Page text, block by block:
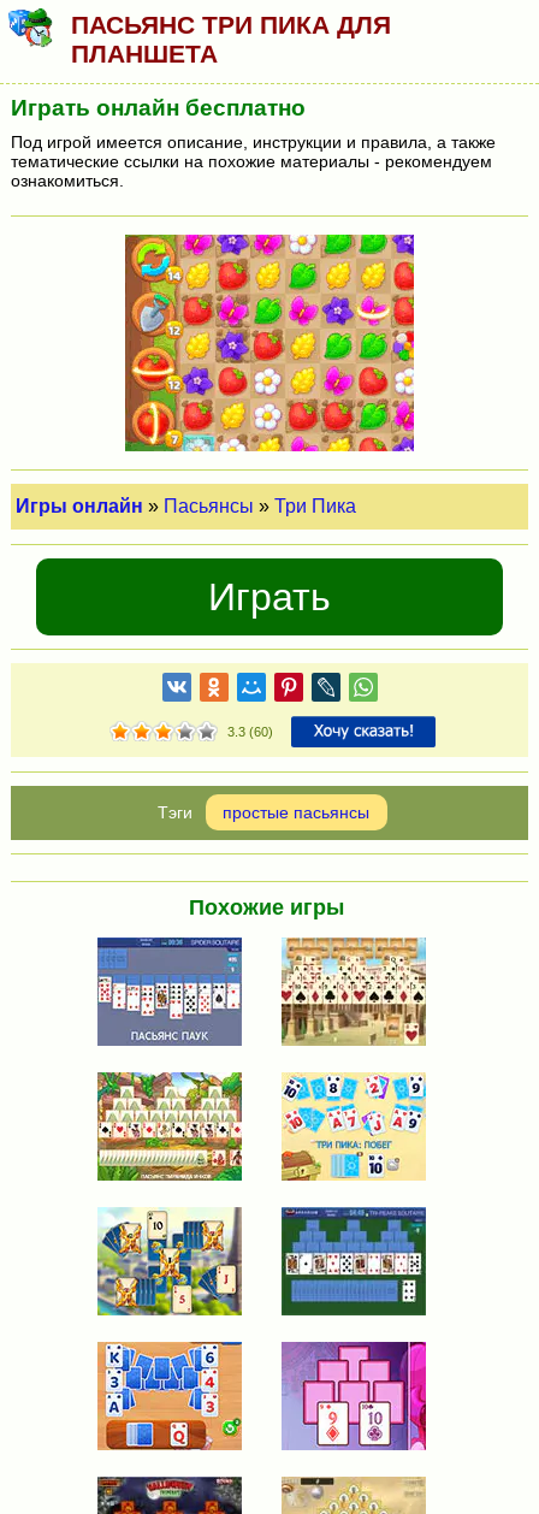
ПАСЬЯНС ТРИ ПИКА ДЛЯ
ПЛАНШЕТА
Играть онлайн бесплатно
Под игрой имеется описание, инструкции и правила, а также
тематические ссылки на похожие материалы - рекомендуем
ознакомиться.
Игры онлайн » Пасьянсы »Три Пика
Играть
3.3(60)
простые пасьянсы
Похожие игры